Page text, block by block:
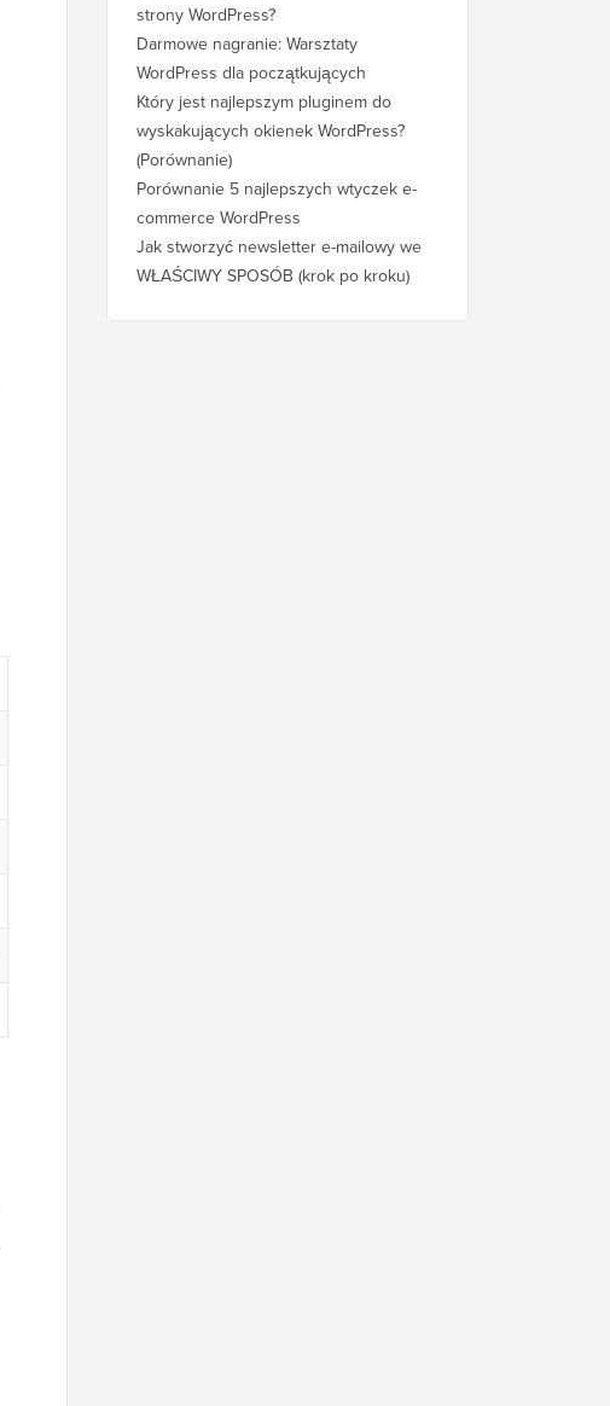
strony WordPress?
Darmowe nagranie: Warsztaty
WordPress dla początkujących
Który jest najlepszym pluginem do
wyskakujących okienek WordPress?
(Porównanie)
Porównanie 5 najlepszych wtyczek e-
commerce WordPress
Jak stworzyć newsletter e-mailowy we
WŁAŚCIWY SPOSÓB (krok po kroku)